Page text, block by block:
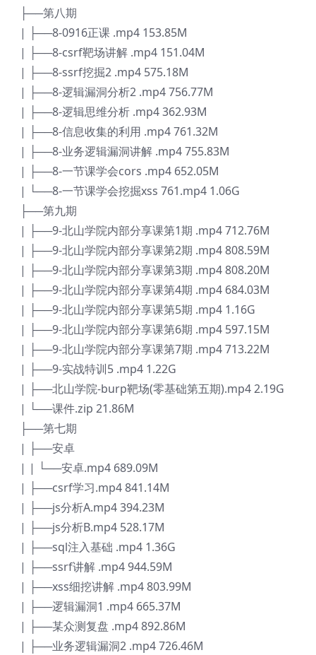
├──第八期
| ├──8-0916正课 .mp4 153.85M
| ├──8-csrf靶场讲解 .mp4 151.04M
| ├──8-ssrf挖掘2 .mp4 575.18M
| ├──8-逻辑漏洞分析2 .mp4 756.77M
| ├──8-逻辑思维分析 .mp4 362.93M
| ├──8-信息收集的利用 .mp4 761.32M
| ├──8-业务逻辑漏洞讲解 .mp4 755.83M
| ├──8-一节课学会cors .mp4 652.05M
| └──8-一节课学会挖掘xss 761.mp4 1.06G
├──第九期
| ├──9-北山学院内部分享课第1期 .mp4 712.76M
| ├──9-北山学院内部分享课第2期 .mp4 808.59M
| ├──9-北山学院内部分享课第3期 .mp4 808.20M
| ├──9-北山学院内部分享课第4期 .mp4 684.03M
| ├──9-北山学院内部分享课第5期 .mp4 1.16G
| ├──9-北山学院内部分享课第6期 .mp4 597.15M
| ├──9-北山学院内部分享课第7期 .mp4 713.22M
| ├──9-实战特训5 .mp4 1.22G
| ├──北山学院-burp靶场(零基础第五期).mp4 2.19G
| └──课件.zip 21.86M
├──第七期
| ├──安卓
| | └──安卓.mp4 689.09M
| ├──csrf学习.mp4 841.14M
| ├──js分析A.mp4 394.23M
| ├──js分析B.mp4 528.17M
| ├──sql注入基础 .mp4 1.36G
| ├──ssrf讲解 .mp4 944.59M
| ├──xss细挖讲解 .mp4 803.99M
| ├──逻辑漏洞1 .mp4 665.37M
| ├──某众测复盘 .mp4 892.86M
| ├──业务逻辑漏洞2 .mp4 726.46M